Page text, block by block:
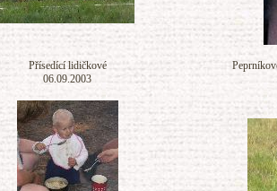
Přísedící lidičkové
06.09.2003